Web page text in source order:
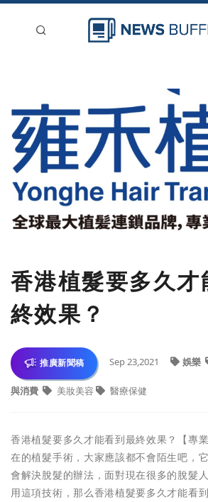
登入
刊登
香港植髮要多久才
終效果？
推廣新聞稿 Sep 23,2021 娛樂
與消費 美妝美容 醫療保健
香港植髮要多久才能看到最終效果？【專
在的植髮手術，大家應該都不會陌生吧，
會解決脫髮的辦法，面對現在很多的脫髮
用這項技術，那么香港植髮要多久才能看